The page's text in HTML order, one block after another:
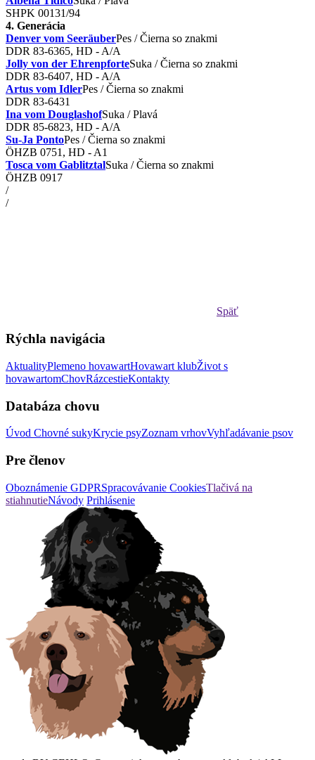
SHPK 00131/94
4. Generácia
Denver vom SeeräuberPes / Čierna so znakmi
DDR 83-6365, HD - A/A
Jolly von der EhrenpforteSuka / Čierna so znakmi
DDR 83-6407, HD - A/A
Artus vom IdlerPes / Čierna so znakmi
DDR 83-6431
Ina vom DouglashofSuka / Plavá
DDR 85-6823, HD - A/A
Su-Ja PontoPes / Čierna so znakmi
ÖHZB 0751, HD - A1
Tosca vom GablitztalSuka / Čierna so znakmi
ÖHZB 0917
/
/
Späť
Rýchla navigácia
AktualityPlemeno hovawartHovawart klubŽivot s
hovawartomChovRázcestieKontakty
Databáza chovu
Úvod Chovné sukyKrycie psyZoznam vrhovVyhľadávanie psov
Pre členov
Oboznámenie GDPRSpracovávanie CookiesTlačivá na
stiahnutieNávody Prihlásenie